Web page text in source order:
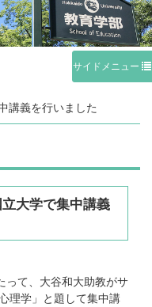
サイドメニュー
講義を行いました
大学で集中講義
って、大谷和大助教がサ
理学」と題して集中講